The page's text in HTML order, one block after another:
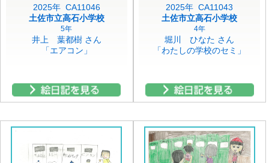
2025年 CA11046
土佐市立高石小学校
5年
井上 葉都樹 さん
「エアコン」
2025年 CA11043
土佐市立高石小学校
4年
堀川 ひなた さん
「わたしの学校のセミ」